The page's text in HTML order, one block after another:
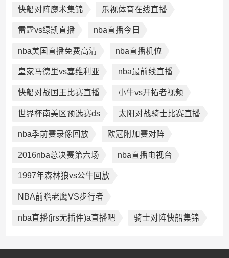
快船对阵魔术集锦 乐视体育在线直播
雷霆vs绿凯直播 nba直播今日
nba美国直播免费高清 nba直播机位
皇家马德里vs塞维利亚 nba最前线直播
快船对战国王比赛直播 小牛vs开拓者视频
世界杯南美区预选赛ds 太阳对战骑士比赛直播
nba季前赛录像回放 欧冠附加赛对阵
2016nba总决赛第六场 nba直播电视台
1997年森林狼vs公牛回放
NBA前瞻老鹰VS步行者
nba直播(jrs无插件)a直播吧 骑士对阵快船集锦